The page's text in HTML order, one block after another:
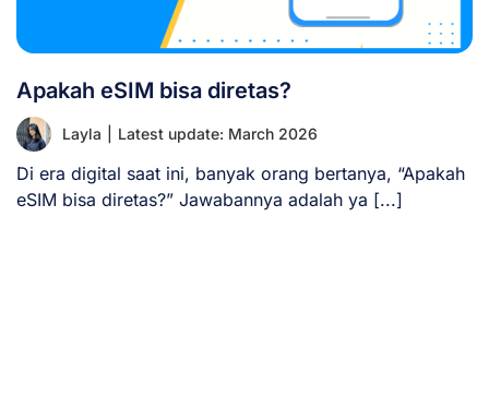
Apakah eSIM bisa diretas?
Layla Latest update: March 2026
Di era digital saat ini, banyak orang bertanya, “Apakah
eSIM bisa diretas?” Jawabannya adalah ya [...]